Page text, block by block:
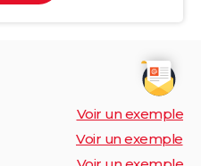
Voir un exemple
Voir un exemple